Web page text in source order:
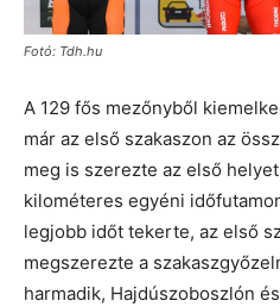
Fotó: Tdh.hu
A 129 fős mezőnyből
már az első szakaszon az
meg is szerezte az első
kilométeres egyéni
legjobb időt tekerte, az első
megszerezte a
harmadik, Hajdúszoboszlón